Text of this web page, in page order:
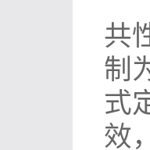
共
制
式
效